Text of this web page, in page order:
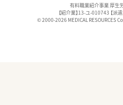
有料職業紹介事業 厚生
【紹介業】13-ユ-010743 【派
© 2000-2026 MEDICAL RESOURCES